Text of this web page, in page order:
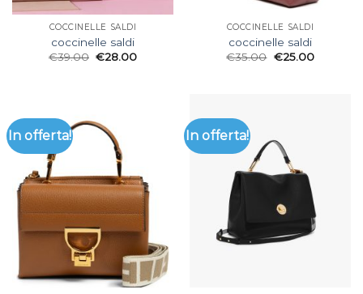
COCCINELLE SALDI
coccinelle saldi
€39.00 €28.00
COCCINELLE SALDI
coccinelle saldi
€35.00 €25.00
In offerta! In offerta!